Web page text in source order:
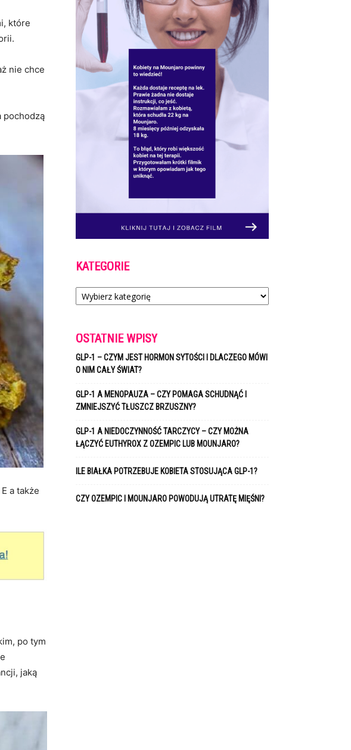
które
nie chce
pochodzą
a także
po tym
jaką
KATEGORIE
Kategorie
OSTATNIE WPISY
GLP-1 – CZYM JEST HORMON SYTOŚCI I DLACZEGO MÓWI
O NIM CAŁY ŚWIAT?
GLP-1 A MENOPAUZA – CZY POMAGA SCHUDNĄĆ I
ZMNIEJSZYĆ TŁUSZCZ BRZUSZNY?
GLP-1 A NIEDOCZYNNOŚĆ TARCZYCY – CZY MOŻNA
ŁĄCZYĆ EUTHYROX Z OZEMPIC LUB MOUNJARO?
ILE BIAŁKA POTRZEBUJE KOBIETA STOSUJĄCA GLP-1?
CZY OZEMPIC I MOUNJARO POWODUJĄ UTRATĘ MIĘŚNI?